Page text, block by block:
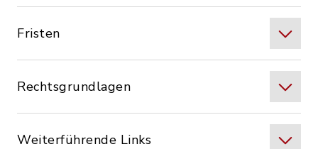
Fristen
Rechtsgrundlagen
Weiterführende Links